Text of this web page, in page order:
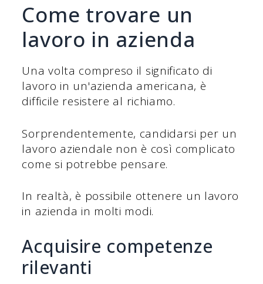
Come trovare un
lavoro in azienda
Una volta compreso il significato di
lavoro in un'azienda americana, è
difficile resistere al richiamo.
Sorprendentemente, candidarsi per un
lavoro aziendale non è così complicato
come si potrebbe pensare.
In realtà, è possibile ottenere un lavoro
in azienda in molti modi.
Acquisire competenze
rilevanti